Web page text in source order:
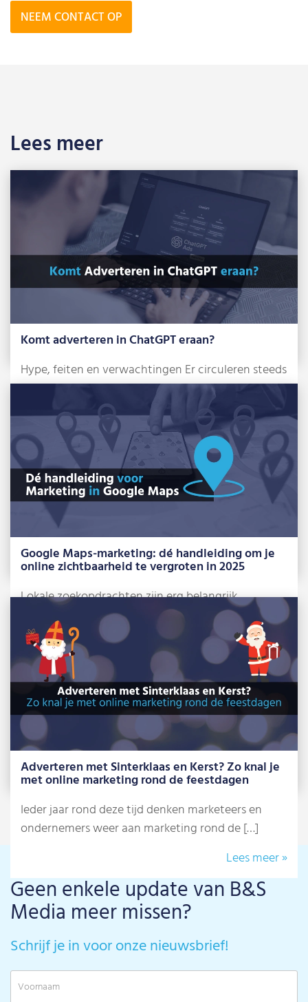
NEEM CONTACT OP
Lees meer
Komt adverteren in ChatGPT eraan?
Hype, feiten en verwachtingen Er circuleren steeds
meer berichten over de komst van advertenties […]
Lees meer »
Google Maps-marketing: dé handleiding om je
online zichtbaarheid te vergroten in 2025
Lokale zoekopdrachten zijn erg belangrijk
geworden voor grote én kleinere bedrijven. Of je
nu […]
Lees meer »
Adverteren met Sinterklaas en Kerst? Zo knal je
met online marketing rond de feestdagen
Ieder jaar rond deze tijd denken marketeers en
ondernemers weer aan marketing rond de […]
Lees meer »
Geen enkele update van B&S
Media meer missen?
Schrijf je in voor onze nieuwsbrief!